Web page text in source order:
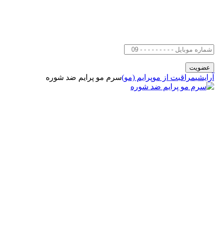
آرایشیمراقبت از موپرایم (مو)سرم مو پرایم ضد شوره